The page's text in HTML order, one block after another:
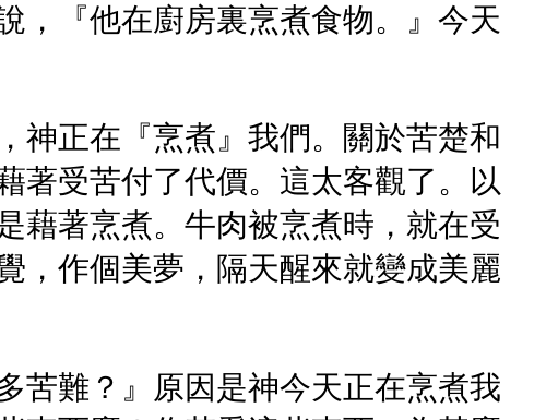
，『他在廚房裏烹煮食物。』今天
神正在『烹煮』我們。關於苦楚和
著受苦付了代價。這太客觀了。以
藉著烹煮。牛肉被烹煮時，就在受
，作個美夢，隔天醒來就變成美麗
苦難？』原因是神今天正在烹煮我